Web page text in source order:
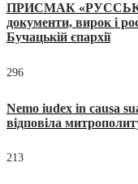
ПРИСМАК
документи, вирок і
Бучацькій єпархії
296
Nemo iudex in causa
відповіла
213